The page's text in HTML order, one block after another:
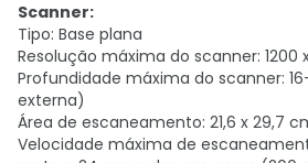
Scanner:
Tipo: Base plana
Resolução máxima do scanner: 1200
Profundidade máxima do scanner:
externa)
Área de escaneamento: 21,6 x 29,7
Velocidade máxima de